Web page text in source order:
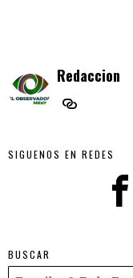
Redaccion
SIGUENOS EN REDES
BUSCAR